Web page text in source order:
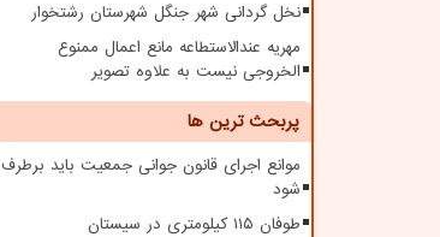
نخل گردانی شهر جنگل شهرستان رشتخوار
مهریه عندالاستطاعه مانع اعمال ممنوع
الخروجی نیست به علاوه تصویر
پربحث ترین ها
موانع اجرای قانون جوانی جمعیت باید برطرف
شود
طوفان ۱۱۵ کیلومتری در سیستان